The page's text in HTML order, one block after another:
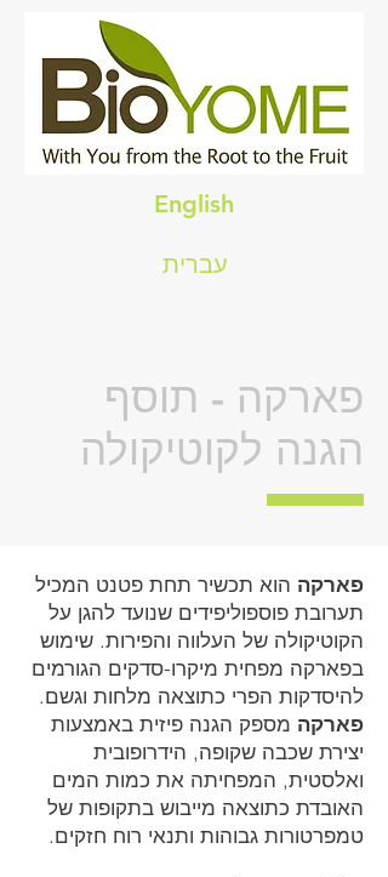
English
עברית
פארקה - תוסף
הגנה לקוטיקולה
פארקה הוא תכשיר תחת פטנט המכיל
תערובת פוספוליפידים שנועד להגן על
הקוטיקולה של העלווה והפירות. שימוש
בפארקה מפחית מיקרו-סדקים הגורמים
להיסדקות הפרי כתוצאה מלחות וגשם.
פארקה מספק הגנה פיזית באמצעות
יצירת שכבה שקופה, הידרופובית
ואלסטית, המפחיתה את כמות המים
האובדת כתוצאה מייבוש בתקופות של
טמפרטורות גבוהות ותנאי רוח חזקים.